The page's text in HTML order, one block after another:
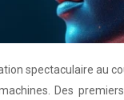
spectaculaire au
Des